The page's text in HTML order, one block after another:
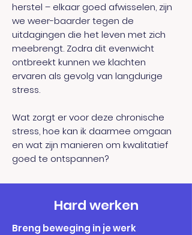
herstel – elkaar goed afwisselen, zijn
we weer-baarder tegen de
uitdagingen die het leven met zich
meebrengt. Zodra dit evenwicht
ontbreekt kunnen we klachten
ervaren als gevolg van langdurige
stress.
Wat zorgt er voor deze chronische
stress, hoe kan ik daarmee omgaan
en wat zijn manieren om kwalitatief
goed te ontspannen?
Hard werken
Breng beweging in je werk